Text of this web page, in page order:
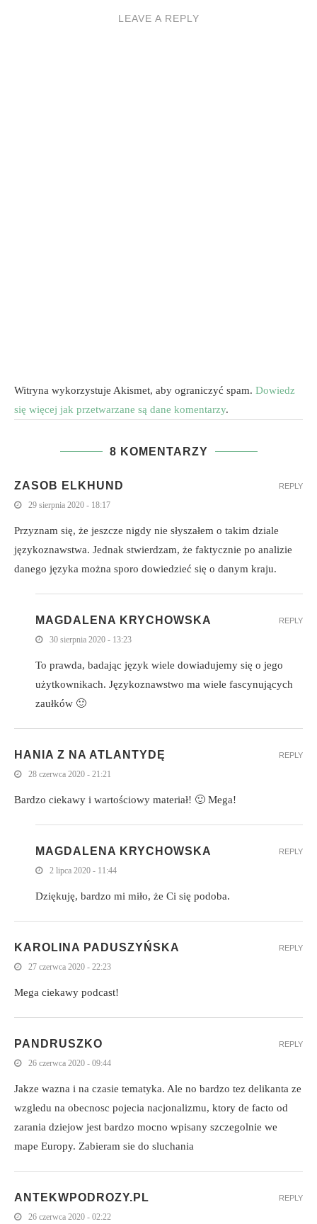
LEAVE A REPLY
Witryna wykorzystuje Akismet, aby ograniczyć spam. Dowiedz
się więcej jak przetwarzane są dane komentarzy.
8 KOMENTARZY
ZASOB ELKHUND
29 sierpnia 2020 - 18:17
Przyznam się, że jeszcze nigdy nie słyszałem o takim dziale
językoznawstwa. Jednak stwierdzam, że faktycznie po analizie
danego języka można sporo dowiedzieć się o danym kraju.
REPLY
MAGDALENA KRYCHOWSKA
30 sierpnia 2020 - 13:23
To prawda, badając język wiele dowiadujemy się o jego
użytkownikach. Językoznawstwo ma wiele fascynujących
zaułków 🙂
REPLY
HANIA Z NA ATLANTYDĘ
28 czerwca 2020 - 21:21
Bardzo ciekawy i wartościowy materiał! 🙂 Mega!
REPLY
MAGDALENA KRYCHOWSKA
2 lipca 2020 - 11:44
Dziękuję, bardzo mi miło, że Ci się podoba.
REPLY
KAROLINA PADUSZYŃSKA
27 czerwca 2020 - 22:23
Mega ciekawy podcast!
REPLY
PANDRUSZKO
26 czerwca 2020 - 09:44
Jakze wazna i na czasie tematyka. Ale no bardzo tez delikanta ze
wzgledu na obecnosc pojecia nacjonalizmu, ktory de facto od
zarania dziejow jest bardzo mocno wpisany szczegolnie we
mape Europy. Zabieram sie do sluchania
REPLY
ANTEKWPODROZY.PL
26 czerwca 2020 - 02:22
REPLY